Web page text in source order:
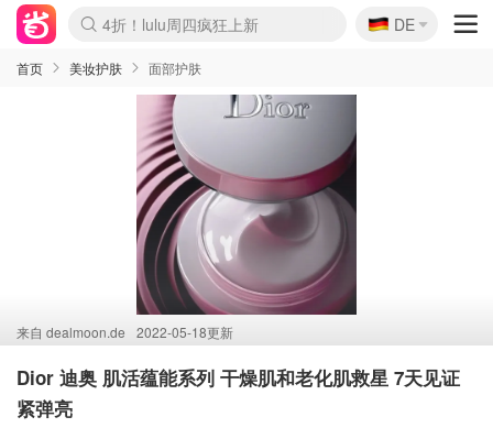
Boticinal 夏促开抢！
4折！lulu周四疯狂上新
还没结束！&OtherStories大促
Joybuy变相75折 随时失效
速领！Stanley独家85折
疑似霸哥！Camper额外叠85折
Zalando 奥莱闪促！每日更新
Moncler反季囤！5折起+叠9折
Coach Brooklyn仅€192
🇩🇪
DE
首页 美妆护肤 面部护肤
来自 dealmoon.de 2022-05-18更新
Dior 迪奥 肌活蕴能系列 干燥肌和老化肌救星 7天见证
紧弹亮